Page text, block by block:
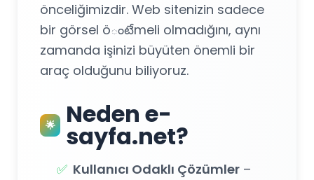
önceliğimizdir. Web sitenizin sadece
bir görsel öంటేmeli olmadığını, aynı
zamanda işinizi büyüten önemli bir
araç olduğunu biliyoruz.
🌟 Neden e-
sayfa.net?
✅ Kullanıcı Odaklı Çözümler –